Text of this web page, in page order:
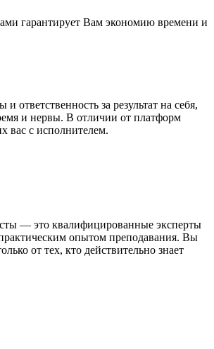
гарантирует Вам экономию времени и
ответственность за результат на себя,
и нервы. В отличии от платформ
вас с исполнителем.
— это квалифицированные эксперты
опытом преподавания. Вы
от тех, кто действительно знает